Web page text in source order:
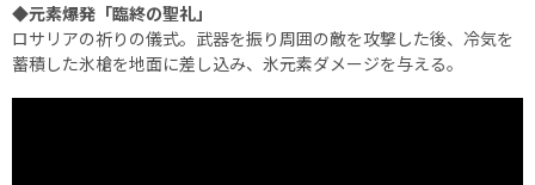
◆元素爆発「臨終の聖礼」
ロサリアの祈りの儀式。武器を振り周囲の敵を攻撃した後、冷気を
蓄積した氷槍を地面に差し込み、氷元素ダメージを与える。